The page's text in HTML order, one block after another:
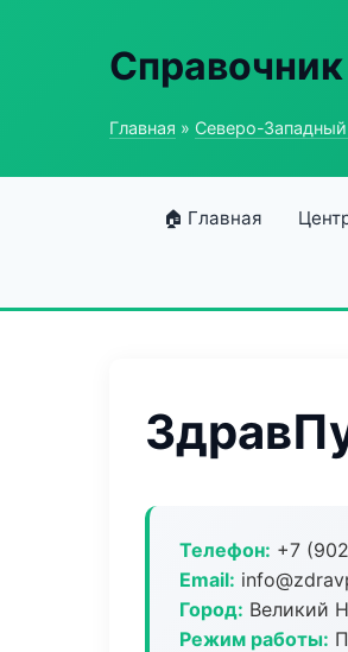
Главная » Северо-
🏠 Главная
Телефон: +7
Email:
Город: Великий
Режим работы: